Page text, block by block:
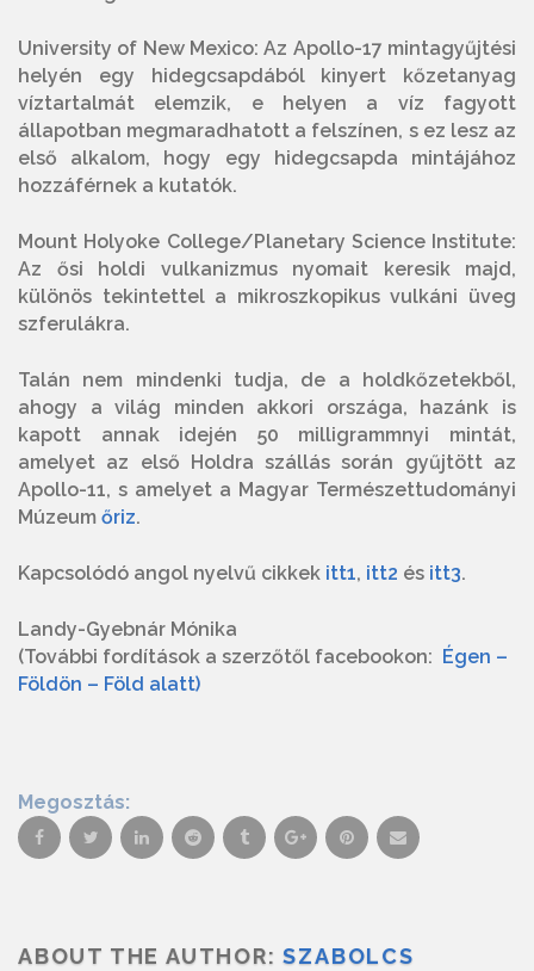
University of New Mexico: Az Apollo-17 mintagyűjtési
helyén egy hidegcsapdából kinyert kőzetanyag
víztartalmát elemzik, e helyen a víz fagyott
állapotban megmaradhatott a felszínen, s ez lesz az
első alkalom, hogy egy hidegcsapda mintájához
hozzáférnek a kutatók.
Mount Holyoke College/Planetary Science Institute:
Az ősi holdi vulkanizmus nyomait keresik majd,
különös tekintettel a mikroszkopikus vulkáni üveg
szferulákra.
Talán nem mindenki tudja, de a holdkőzetekből,
ahogy a világ minden akkori országa, hazánk is
kapott annak idején 50 milligrammnyi mintát,
amelyet az első Holdra szállás során gyűjtött az
Apollo-11, s amelyet a Magyar Természettudományi
Múzeum őriz.
Kapcsolódó angol nyelvű cikkek itt1, itt2 és itt3.
Landy-Gyebnár Mónika
(További fordítások a szerzőtől facebookon: Égen –
Földön – Föld alatt)
Megosztás:
ABOUT THE AUTHOR:SZABOLCS